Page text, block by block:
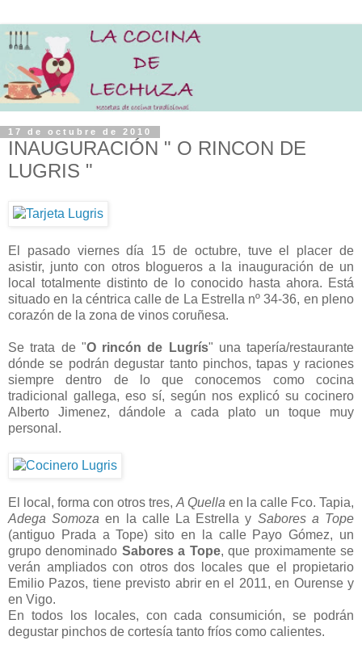
17 de octubre de 2010
INAUGURACIÓN " O RINCON DE
LUGRIS "
El pasado viernes día 15 de octubre, tuve el placer de
asistir, junto con otros blogueros a la inauguración de un
local totalmente distinto de lo conocido hasta ahora. Está
situado en la céntrica calle de La Estrella nº 34-36, en pleno
corazón de la zona de vinos coruñesa.
Se trata de "O rincón de Lugrís" una tapería/restaurante
dónde se podrán degustar tanto pinchos, tapas y raciones
siempre dentro de lo que conocemos como cocina
tradicional gallega, eso sí, según nos explicó su cocinero
Alberto Jimenez, dándole a cada plato un toque muy
personal.
El local, forma con otros tres, A Quella en la calle Fco. Tapia,
Adega Somoza en la calle La Estrella y Sabores a Tope
(antiguo Prada a Tope) sito en la calle Payo Gómez, un
grupo denominado Sabores a Tope, que proximamente se
verán ampliados con otros dos locales que el propietario
Emilio Pazos, tiene previsto abrir en el 2011, en Ourense y
en Vigo.
En todos los locales, con cada consumición, se podrán
degustar pinchos de cortesía tanto fríos como calientes.